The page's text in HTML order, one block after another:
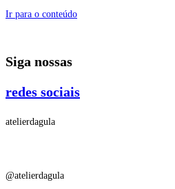
Ir para o conteúdo
Siga nossas
redes sociais
atelierdagula
@atelierdagula